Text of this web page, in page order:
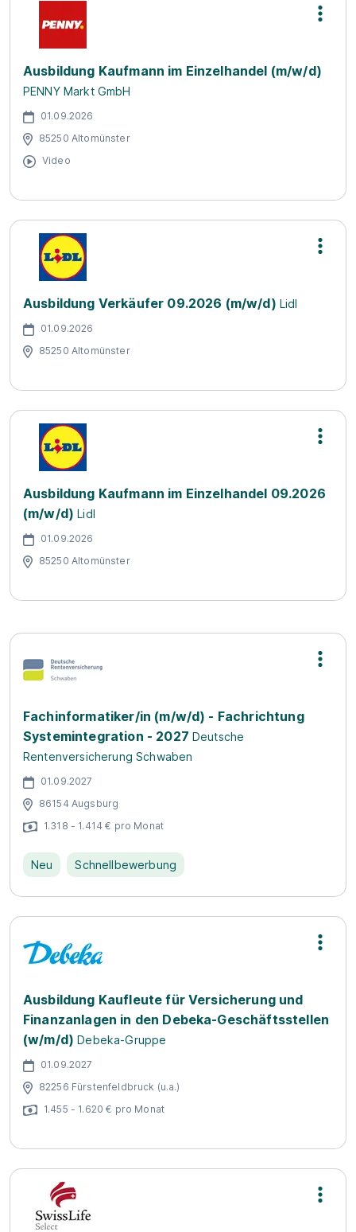
Ausbildung Kaufmann im Einzelhandel (m/w/d)
PENNY Markt GmbH
01.09.2026
85250 Altomünster
Video
Ausbildung Verkäufer 09.2026 (m/w/d) Lidl
01.09.2026
85250 Altomünster
Ausbildung Kaufmann im Einzelhandel 09.2026
(m/w/d) Lidl
01.09.2026
85250 Altomünster
Fachinformatiker/in (m/w/d) - Fachrichtung
Systemintegration - 2027 Deutsche
Rentenversicherung Schwaben
01.09.2027
86154 Augsburg
1.318 - 1.414 € pro Monat
Neu Schnellbewerbung
Ausbildung Kaufleute für Versicherung und
Finanzanlagen in den Debeka-Geschäftsstellen
(w/m/d)Debeka-Gruppe
01.09.2027
82256 Fürstenfeldbruck (u.a.)
1.455 - 1.620 € pro Monat